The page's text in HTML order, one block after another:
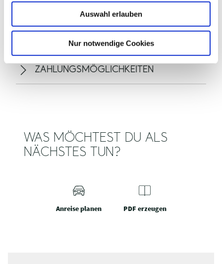
Auswahl erlauben
Nur notwendige Cookies
ALLGEMEINE INFORMATIONEN
ZAHLUNGSMÖGLICHKEITEN
WAS MÖCHTEST DU ALS
NÄCHSTES TUN?
Anreise planen PDF erzeugen